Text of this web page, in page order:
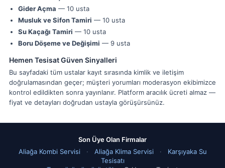
Gider Açma — 10 usta
Musluk ve Sifon Tamiri — 10 usta
Su Kaçağı Tamiri — 10 usta
Boru Döşeme ve Değişimi — 9 usta
Hemen Tesisat Güven Sinyalleri
Bu sayfadaki tüm ustalar kayıt sırasında kimlik ve iletişim
doğrulamasından geçer; müşteri yorumları moderasyon ekibimizce
kontrol edildikten sonra yayınlanır. Platform aracılık ücreti almaz —
fiyat ve detayları doğrudan ustayla görüşürsünüz.
Son Üye Olan Firmalar
Aliağa Kombi Servisi
· Aliağa Klima Servisi ·
Karşıyaka Su
Tesisatı